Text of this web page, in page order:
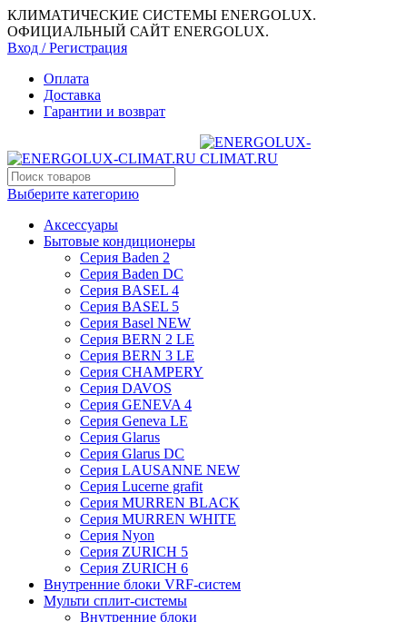
КЛИМАТИЧЕСКИЕ СИСТЕМЫ ENERGOLUX.
ОФИЦИАЛЬНЫЙ САЙТ ENERGOLUX.
Вход / Регистрация
Оплата
Доставка
Гарантии и возврат
Выберите категорию
Аксессуары
Бытовые кондиционеры
Серия Baden 2
Серия Baden DC
Серия BASEL 4
Серия BASEL 5
Серия Basel NEW
Серия BERN 2 LE
Серия BERN 3 LE
Серия CHAMPERY
Серия DAVOS
Серия GENEVA 4
Серия Geneva LE
Серия Glarus
Серия Glarus DC
Серия LAUSANNE NEW
Серия Lucerne grafit
Серия MURREN BLACK
Серия MURREN WHITE
Серия Nyon
Серия ZURICH 5
Серия ZURICH 6
Внутренние блоки VRF-систем
Мульти сплит-системы
Внутренние блоки